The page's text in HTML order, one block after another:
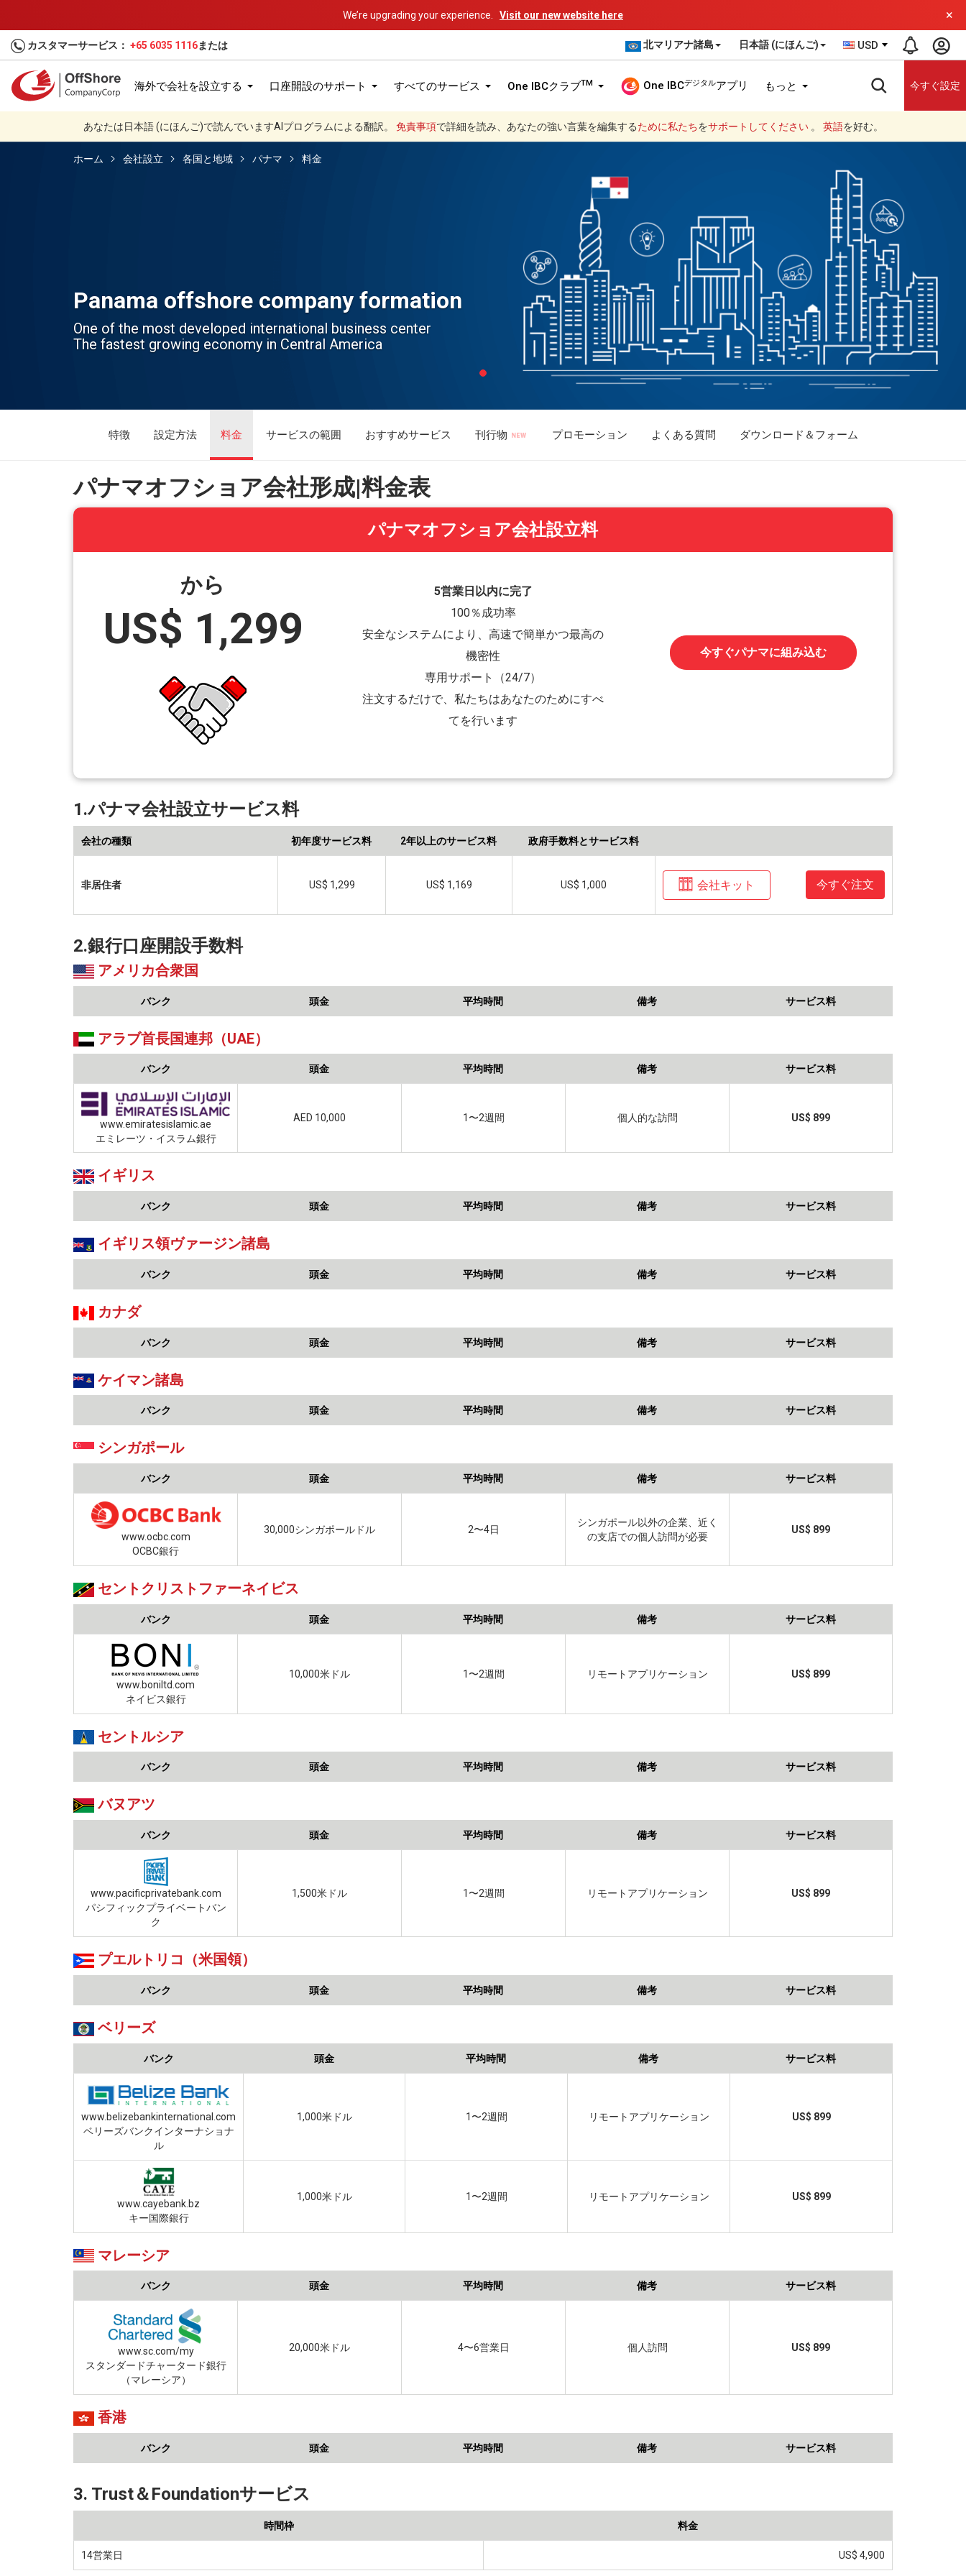
We’re upgrading your experience. Visit our new website here ×
カスタマーサービス： +65 6035 1116または 北マリアナ諸島 日本語 (にほんご) USD
海外で会社を設立する 口座開設のサポート すべてのサービス One IBCクラブTM One IBCデジタルアプリ もっと 今すぐ設定
あなたは日本語 (にほんご)で読んでいますAIプログラムによる翻訳。 免責事項で詳細を読み、あなたの強い言葉を編集するために私たちをサポートしてください。 英語を好む。
ホーム 会社設立 各国と地域 パナマ 料金
Panama offshore company formation
One of the most developed international business center
The fastest growing economy in Central America
特徴 設定方法 料金 サービスの範囲 おすすめサービス 刊行物 プロモーション よくある質問 ダウンロード＆フォーム
パナマオフショア会社形成|料金表
パナマオフショア会社設立料
から
US$ 1,299
5営業日以内に完了
100％成功率
安全なシステムにより、高速で簡単かつ最高の
機密性
専用サポート（24/7）
注文するだけで、私たちはあなたのためにすべ
てを行います
今すぐパナマに組み込む
1.パナマ会社設立サービス料
会社の種類 初年度サービス料 2年以上のサービス料 政府手数料とサービス料
非居住者 US$ 1,299 US$ 1,169 US$ 1,000 会社キット 今すぐ注文
2.銀行口座開設手数料
アメリカ合衆国
バンク 頭金 平均時間 備考 サービス料
アラブ首長国連邦（UAE）
バンク 頭金 平均時間 備考 サービス料
www.emiratesislamic.ae
エミレーツ・イスラム銀行
AED 10,000 1〜2週間 個人的な訪問 US$ 899
イギリス
バンク 頭金 平均時間 備考 サービス料
イギリス領ヴァージン諸島
バンク 頭金 平均時間 備考 サービス料
カナダ
バンク 頭金 平均時間 備考 サービス料
ケイマン諸島
バンク 頭金 平均時間 備考 サービス料
シンガポール
バンク 頭金 平均時間 備考 サービス料
www.ocbc.com
OCBC銀行
30,000シンガポールドル 2〜4日
シンガポール以外の企業、近く
の支店での個人訪問が必要
US$ 899
セントクリストファーネイビス
バンク 頭金 平均時間 備考 サービス料
www.boniltd.com
ネイビス銀行
10,000米ドル 1〜2週間 リモートアプリケーション US$ 899
セントルシア
バンク 頭金 平均時間 備考 サービス料
バヌアツ
バンク 頭金 平均時間 備考 サービス料
www.pacificprivatebank.com
パシフィックプライベートバン
ク
1,500米ドル 1〜2週間 リモートアプリケーション US$ 899
プエルトリコ（米国領）
バンク 頭金 平均時間 備考 サービス料
ベリーズ
バンク 頭金 平均時間 備考 サービス料
www.belizebankinternational.com
ベリーズバンクインターナショナ
ル
1,000米ドル 1〜2週間 リモートアプリケーション US$ 899
www.cayebank.bz
キー国際銀行
1,000米ドル 1〜2週間 リモートアプリケーション US$ 899
マレーシア
バンク 頭金 平均時間 備考 サービス料
www.sc.com/my
スタンダードチャータード銀行
（マレーシア）
20,000米ドル 4〜6営業日 個人訪問 US$ 899
香港
バンク 頭金 平均時間 備考 サービス料
3. Trust＆Foundationサービス
時間枠 料金
14営業日 US$ 4,900